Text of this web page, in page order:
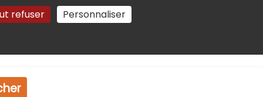
refuser Personnaliser
Gestion des cookies